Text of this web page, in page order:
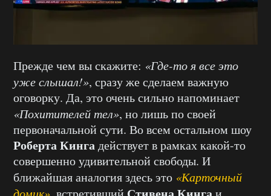
Прежде чем вы скажите: «Где-то я все это
уже слышал!», сразу же сделаем важную
оговорку. Да, это очень сильно напоминает
«Похитителей тел», но лишь по своей
первоначальной сути. Во всем остальном шоу
Роберта Кингадействует в рамках какой-то
совершенно удивительной свободы. И
ближайшая аналогия здесь это «Карточный
домик»